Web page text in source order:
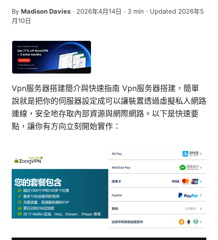
By Madison Davies · 2026年4月14日 · 3 min · Updated 2026年5
月10日
Vpn服务器搭建簡介與快速指南 Vpn服务器搭建，簡單
說就是把你的伺服器設定成可以讓裝置透過虛擬私人網路
連線，安全地存取內部資源與網際網路。以下是快速要
點，讓你有方向立刻開始實作：